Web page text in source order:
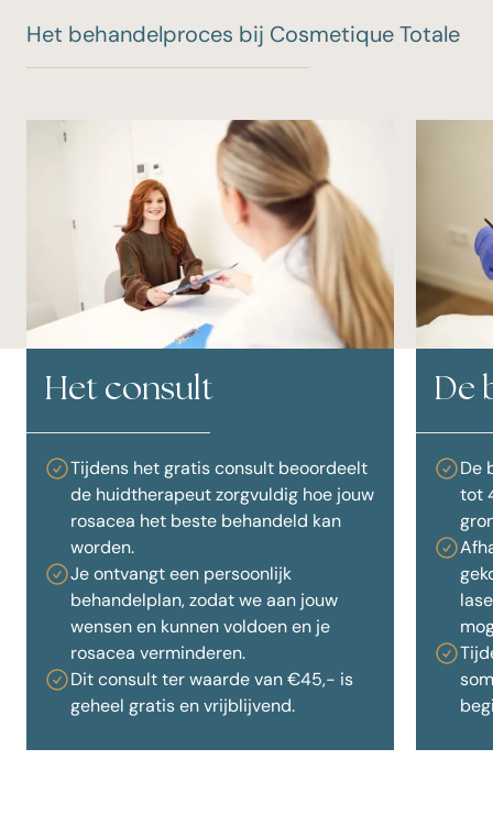
Het behandelproces bij Cosmetique Totale
Het consult
Tijdens het gratis consult beoordeelt
de huidtherapeut zorgvuldig hoe jouw
rosacea het beste behandeld kan
worden.
Je ontvangt een persoonlijk
behandelplan, zodat we aan jouw
wensen en kunnen voldoen en je
rosacea verminderen.
Dit consult ter waarde van €45,- is
geheel gratis en vrijblijvend.
De
De
tot